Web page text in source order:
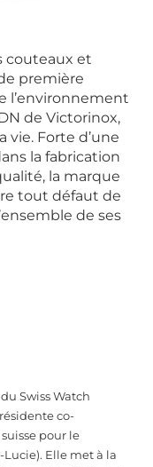
couteaux et
première
l’environnement
de Victorinox,
vie. Forte d’une
la fabrication
la marque
tout défaut de
de ses
Swiss Watch
co-
pour le
Elle met à la